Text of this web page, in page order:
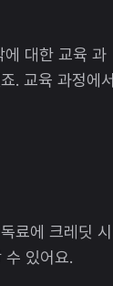
대한 교육 과
. 교육 과정에서
료에 크레딧 시
수 있어요.